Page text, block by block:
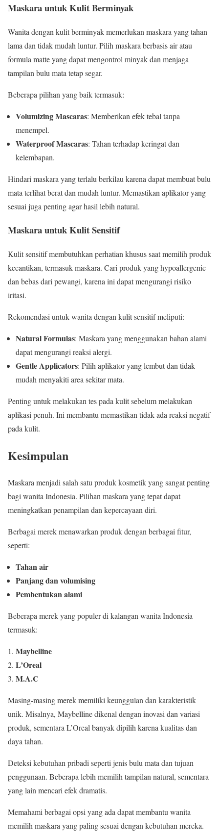
Maskara untuk Kulit Berminyak
Wanita dengan kulit berminyak memerlukan maskara yang tahan
lama dan tidak mudah luntur. Pilih maskara berbasis air atau
formula matte yang dapat mengontrol minyak dan menjaga
tampilan bulu mata tetap segar.
Beberapa pilihan yang baik termasuk:
Volumizing Mascaras: Memberikan efek tebal tanpa
menempel.
Waterproof Mascaras: Tahan terhadap keringat dan
kelembapan.
Hindari maskara yang terlalu berkilau karena dapat membuat bulu
mata terlihat berat dan mudah luntur. Memastikan aplikator yang
sesuai juga penting agar hasil lebih natural.
Maskara untuk Kulit Sensitif
Kulit sensitif membutuhkan perhatian khusus saat memilih produk
kecantikan, termasuk maskara. Cari produk yang hypoallergenic
dan bebas dari pewangi, karena ini dapat mengurangi risiko
iritasi.
Rekomendasi untuk wanita dengan kulit sensitif meliputi:
Natural Formulas: Maskara yang menggunakan bahan alami
dapat mengurangi reaksi alergi.
Gentle Applicators: Pilih aplikator yang lembut dan tidak
mudah menyakiti area sekitar mata.
Penting untuk melakukan tes pada kulit sebelum melakukan
aplikasi penuh. Ini membantu memastikan tidak ada reaksi negatif
pada kulit.
Kesimpulan
Maskara menjadi salah satu produk kosmetik yang sangat penting
bagi wanita Indonesia. Pilihan maskara yang tepat dapat
meningkatkan penampilan dan kepercayaan diri.
Berbagai merek menawarkan produk dengan berbagai fitur,
seperti:
Tahan air
Panjang dan volumising
Pembentukan alami
Beberapa merek yang populer di kalangan wanita Indonesia
termasuk:
Maybelline
L’Oreal
M.A.C
Masing-masing merek memiliki keunggulan dan karakteristik
unik. Misalnya, Maybelline dikenal dengan inovasi dan variasi
produk, sementara L’Oreal banyak dipilih karena kualitas dan
daya tahan.
Deteksi kebutuhan pribadi seperti jenis bulu mata dan tujuan
penggunaan. Beberapa lebih memilih tampilan natural, sementara
yang lain mencari efek dramatis.
Memahami berbagai opsi yang ada dapat membantu wanita
memilih maskara yang paling sesuai dengan kebutuhan mereka.